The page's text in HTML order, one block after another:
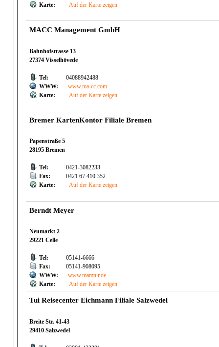
Karte:
Auf der Karte zeigen
MACC Management GmbH
Bahnhofstrasse 13
27374 Visselhövede
Tel:
04088942488
WWW:
www.ma-cc.com
Karte:
Auf der Karte zeigen
Bremer KartenKontor Filiale Bremen
Papenstraße 5
28195 Bremen
Tel:
0421-3082233
Fax:
0421 67 410 352
Karte:
Auf der Karte zeigen
Berndt Meyer
Neumarkt 2
29221 Celle
Tel:
05141-6666
Fax:
05141-908095
WWW:
www.mamtur.de
Karte:
Auf der Karte zeigen
Tui Reisecenter Eichmann Filiale Salzwedel
Breite Str. 41-43
29410 Salzwedel